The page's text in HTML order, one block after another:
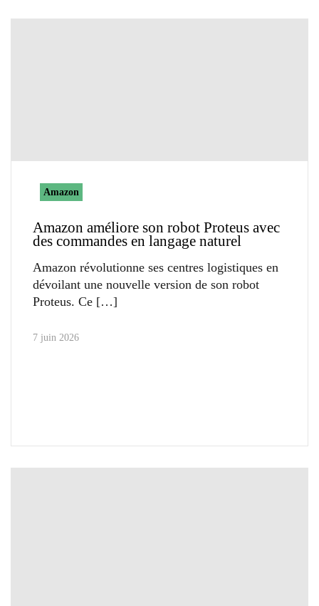
Amazon
Amazon améliore son robot Proteus avec
des commandes en langage naturel
Amazon révolutionne ses centres logistiques en
dévoilant une nouvelle version de son robot
Proteus. Ce
7 juin 2026